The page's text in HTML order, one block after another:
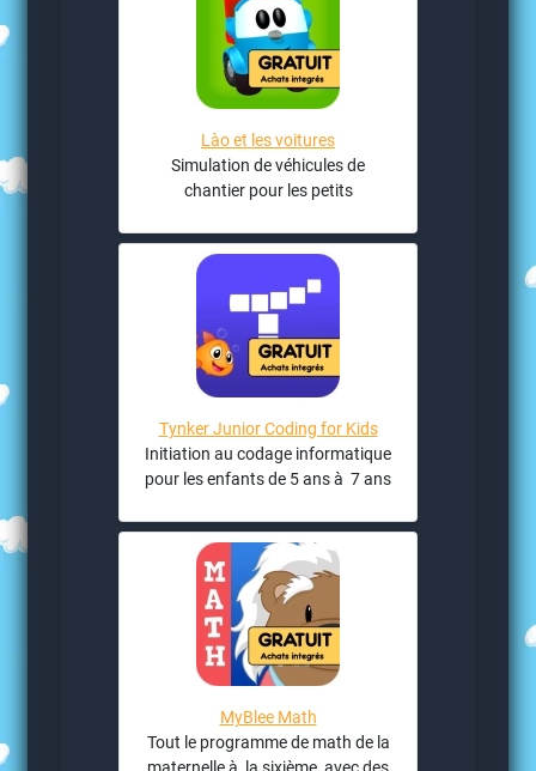
Lào et les voitures
Simulation de véhicules de
chantier pour les petits
Tynker Junior Coding for Kids
Initiation au codage informatique
pour les enfants de 5 ans à 7 ans
MyBlee Math
Tout le programme de math de la
maternelle à la sixième, avec des